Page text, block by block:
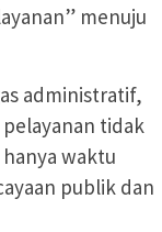
menuju
administratif,
tidak
waktu
publik dan